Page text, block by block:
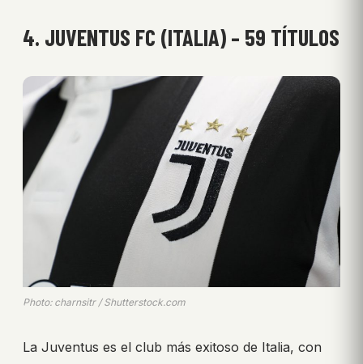
4. JUVENTUS FC (ITALIA) – 59 TÍTULOS
Photo: charnsitr / Shutterstock.com
La Juventus es el club más exitoso de Italia, con